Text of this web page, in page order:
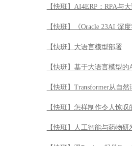
【快班】怎样制作令人惊叹
【快班】人工智能与药物研
【快班】跟Py sir一起学Excel
【快班】从零入门金融业信
【快班】并行化计算与
【快班】Python数据处理实
【快班】量化投资基础计算